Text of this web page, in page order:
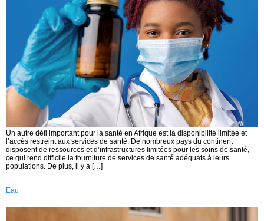
Un autre défi important pour la santé en Afrique est la disponibilité limitée et
l’accès restreint aux services de santé. De nombreux pays du continent
disposent de ressources et d’infrastructures limitées pour les soins de santé,
ce qui rend difficile la fourniture de services de santé adéquats à leurs
populations. De plus, il y a […]
Eau